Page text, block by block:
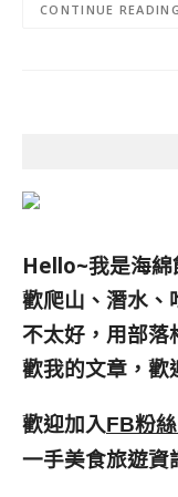
CONTINUE READING
Hello~我是海綿
歡爬山、潛水、
不太好，用部落
歡我的文章，歡
歡迎加入FB粉
一手美食旅遊資